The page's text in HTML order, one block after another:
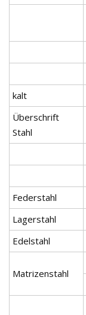
kalt
Überschrift
Stahl
Federstahl
Lagerstahl
Edelstahl
Matrizenstahl